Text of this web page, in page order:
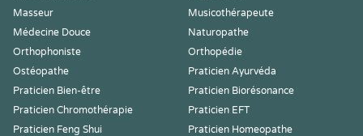
Masseur
Musicothérapeute
Médecine Douce
Naturopathe
Orthophoniste
Orthopédie
Ostéopathe
Praticien Ayurvéda
Praticien Bien-être
Praticien Biorésonance
Praticien Chromothérapie
Praticien EFT
Praticien Feng Shui
Praticien Homeopathe